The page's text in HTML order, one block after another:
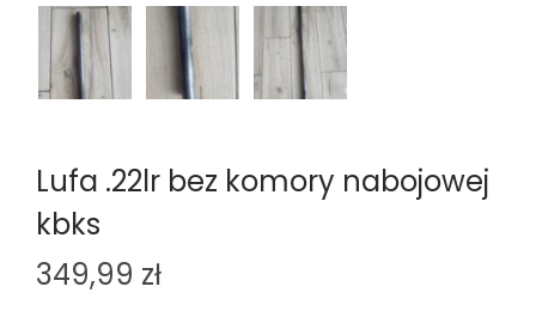
Lufa .22lr bez komory nabojowej
kbks
349,99 zł